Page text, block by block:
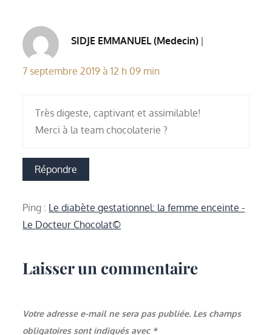
SIDJE EMMANUEL (Medecin)
17 septembre 2019 à 12 h 09 min
Très digeste, captivant et assimilable!
Merci à la team chocolaterie ?
Répondre
Ping : Le diabète gestationnel: la femme enceinte -
Le Docteur Chocolat©
Laisser un commentaire
Votre adresse e-mail ne sera pas publiée. Les champs
obligatoires sont indiqués avec *